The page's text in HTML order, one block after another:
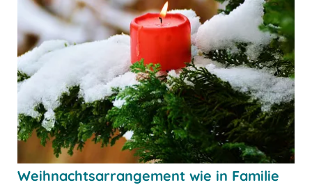
Weihnachtsarrangement wie in Familie